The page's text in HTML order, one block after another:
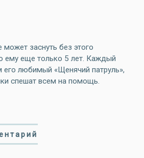
может заснуть без этого
ему еще только 5 лет. Каждый
его любимый «Щенячий патруль»,
спешат всем на помощь.